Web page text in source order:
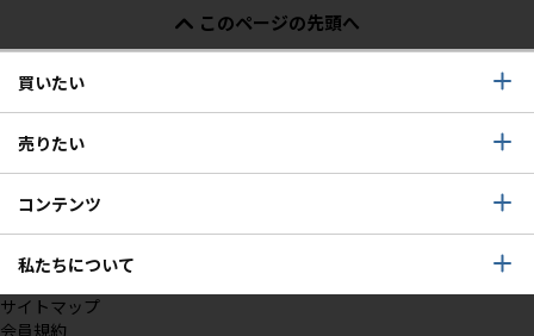
このページの先頭へ
買いたい
売りたい
コンテンツ
私たちについて
サイトマップ
会員規約